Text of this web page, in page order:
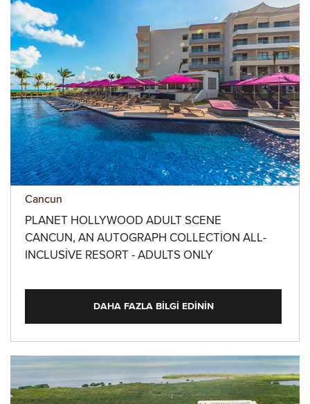
Cancun
PLANET HOLLYWOOD ADULT SCENE
CANCUN, AN AUTOGRAPH COLLECTION ALL-
INCLUSIVE RESORT - ADULTS ONLY
DAHA FAZLA BILGI EDININ